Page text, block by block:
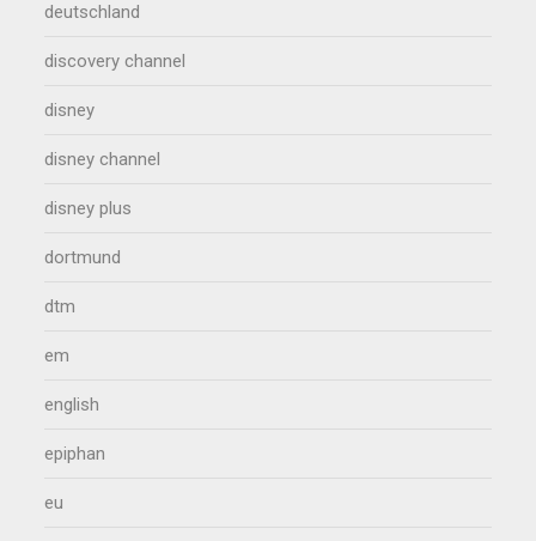
deutschland
discovery channel
disney
disney channel
disney plus
dortmund
dtm
em
english
epiphan
eu